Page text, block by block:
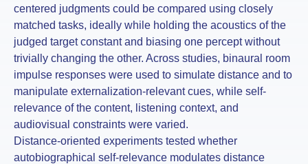
centered judgments could be compared using closely
matched tasks, ideally while holding the acoustics of the
judged target constant and biasing one percept without
trivially changing the other. Across studies, binaural room
impulse responses were used to simulate distance and to
manipulate externalization-relevant cues, while self-
relevance of the content, listening context, and
audiovisual constraints were varied.
Distance-oriented experiments tested whether
autobiographical self-relevance modulates distance